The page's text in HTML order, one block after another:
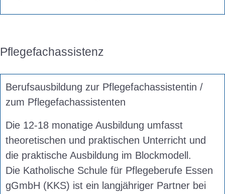
Pflegefachassistenz
Berufsausbildung zur Pflegefachassistentin /
zum Pflegefachassistenten
Die 12-18 monatige Ausbildung umfasst
theoretischen und praktischen Unterricht und
die praktische Ausbildung im Blockmodell.
Die Katholische Schule für Pflegeberufe Essen
gGmbH (KKS) ist ein langjähriger Partner bei